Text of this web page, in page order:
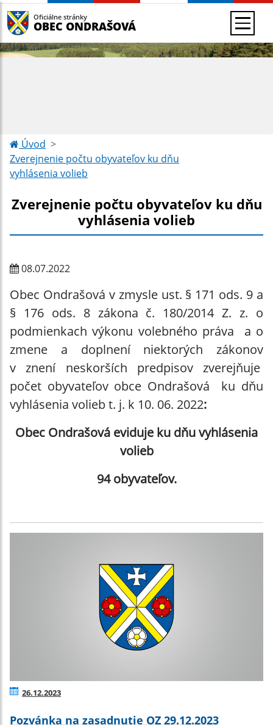
Oficiálne stránky
OBEC ONDRAŠOVÁ
Úvod
Zverejnenie počtu obyvateľov ku dňu
vyhlásenia volieb
Zverejnenie počtu obyvateľov ku dňu
vyhlásenia volieb
08.07.2022
Obec Ondrašová v zmysle ust. § 171 ods. 9 a
§ 176 ods. 8 zákona č. 180/2014 Z. z. o
podmienkach výkonu volebného práva a o
zmene a doplnení niektorých zákonov
v znení neskorších predpisov zverejňuje
počet obyvateľov obce Ondrašová ku dňu
vyhlásenia volieb t. j. k 10. 06. 2022:
Obec Ondrašová eviduje ku dňu vyhlásenia
volieb
94 obyvateľov.
26.12.2023
Pozvánka na zasadnutie OZ 29.12.2023